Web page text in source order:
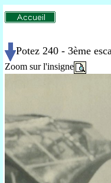
Potez 240 - 3ème
Zoom sur l'insigne